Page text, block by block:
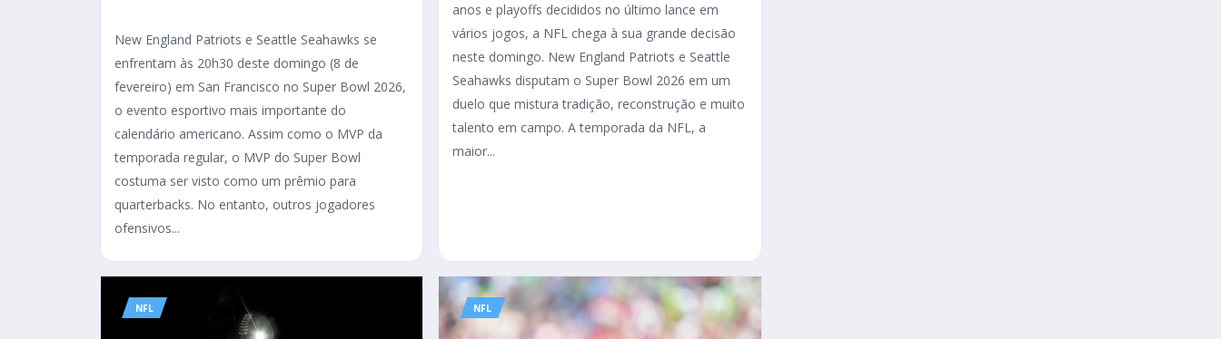
New England Patriots e Seattle Seahawks se
enfrentam às 20h30 deste domingo (8 de
fevereiro) em San Francisco no Super Bowl 2026,
o evento esportivo mais importante do
calendário americano. Assim como o MVP da
temporada regular, o MVP do Super Bowl
costuma ser visto como um prêmio para
quarterbacks. No entanto, outros jogadores
ofensivos...
anos e playoffs decididos no último lance em
vários jogos, a NFL chega à sua grande decisão
neste domingo. New England Patriots e Seattle
Seahawks disputam o Super Bowl 2026 em um
duelo que mistura tradição, reconstrução e muito
talento em campo. A temporada da NFL, a
maior...
NFL NFL